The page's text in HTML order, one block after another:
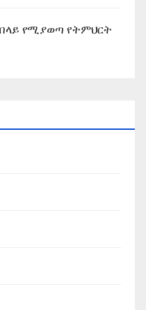
የሚያወጣ የትምህርት